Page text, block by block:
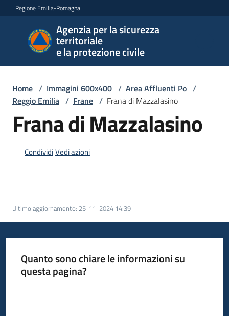
Vai al contenuto
Vai alla navigazione
Vai al footer
Regione Emilia-Romagna
Agenzia per la sicurezza
territoriale
e la protezione civile
Agenzia
per la
sicurezza
e la
protezione
Argomenti
Servizi
Leggi
Atti
Home / Immagini 600x400 / Area Affluenti Po /
Reggio Emilia / Frane / Frana di Mazzalasino
Frana di Mazzalasino
CondividiVedi azioni
Ultimo aggiornamento: 25-11-2024 14:39
Quanto sono chiare le informazioni su
questa pagina?